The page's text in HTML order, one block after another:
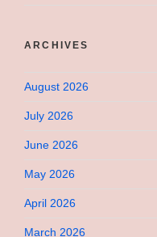
ARCHIVES
August 2026
July 2026
June 2026
May 2026
April 2026
March 2026